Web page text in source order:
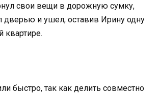
свои вещи в дорожную сумку,
дверью и ушел, оставив Ирину одну
квартире.
быстро, так как делить совместно